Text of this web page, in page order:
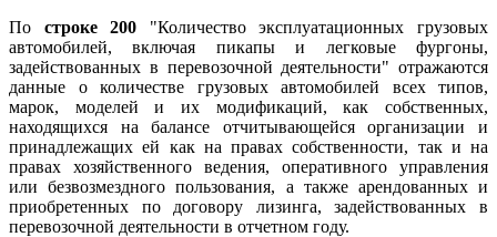
По строке 200 "Количество эксплуатационных грузовых
автомобилей, включая пикапы и легковые фургоны,
задействованных в перевозочной деятельности" отражаются
данные о количестве грузовых автомобилей всех типов,
марок, моделей и их модификаций, как собственных,
находящихся на балансе отчитывающейся организации и
принадлежащих ей как на правах собственности, так и на
правах хозяйственного ведения, оперативного управления
или безвозмездного пользования, а также арендованных и
приобретенных по договору лизинга, задействованных в
перевозочной деятельности в отчетном году.